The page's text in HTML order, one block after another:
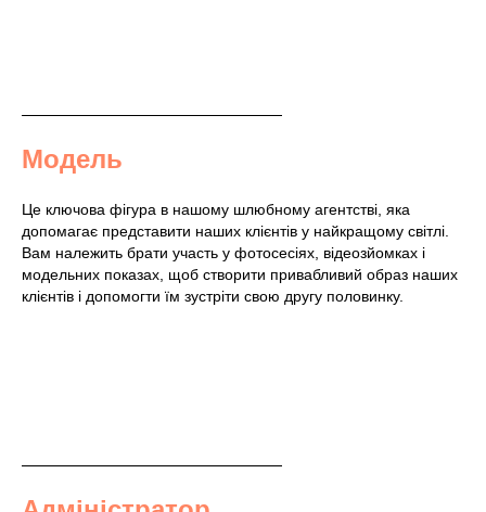
Модель
Це ключова фігура в нашому шлюбному агентстві, яка
допомагає представити наших клієнтів у найкращому світлі.
Вам належить брати участь у фотосесіях, відеозйомках і
модельних показах, щоб створити привабливий образ наших
клієнтів і допомогти їм зустріти свою другу половинку.